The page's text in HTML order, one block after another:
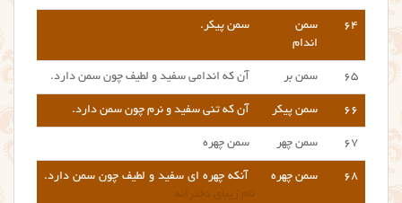
۶۴
سمن
اندام
سمن پیکر.
۶۵ سمن بر آن که اندامی سفید و لطیف چون سمن دارد.
۶۶ سمن پیکر آن که تنی سفید و نرم چون سمن دارد.
۶۷ سمن چهر سمن چهره
۶۸ سمن چهره
آنکه چهره ای سفید و لطیف چون سمن دارد.
نام زیبای دخترانه